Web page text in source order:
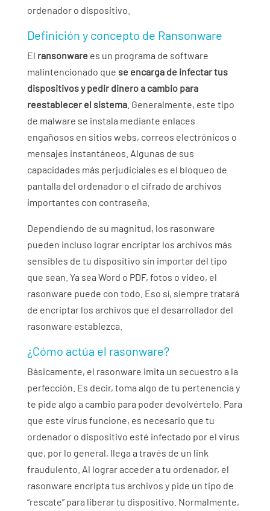
ordenador o dispositivo.
Definición y concepto de Ransonware
El ransonwarees un programa de software
malintencionado que se encarga de infectar tus
dispositivos y pedir dinero a cambio para
reestablecer el sistema. Generalmente, este tipo
de malware se instala mediante enlaces
engañosos en sitios webs, correos electrónicos o
mensajes instantáneos. Algunas de sus
capacidades más perjudiciales es el bloqueo de
pantalla del ordenador o el cifrado de archivos
importantes con contraseña.
Dependiendo de su magnitud, los rasonware
pueden incluso lograr encriptar los archivos más
sensibles de tu dispositivo sin importar del tipo
que sean. Ya sea Word o PDF, fotos o video, el
rasonware puede con todo. Eso sí, siempre tratará
de encriptar los archivos que el desarrollador del
rasonware establezca.
¿Cómo actúa el rasonware?
Básicamente, el rasonware imita un secuestro a la
perfección. Es decir, toma algo de tu pertenencia y
te pide algo a cambio para poder devolvértelo. Para
que este virus funcione, es necesario que tu
ordenador o dispositivo esté infectado por el virus
que, por lo general, llega a través de un link
fraudulento. Al lograr acceder a tu ordenador, el
rasonware encripta tus archivos y pide un tipo de
“rescate” para liberar tu dispositivo. Normalmente,